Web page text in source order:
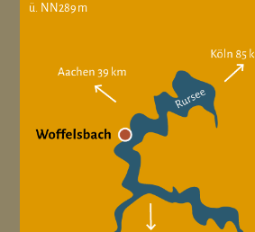
ü. NN289 m